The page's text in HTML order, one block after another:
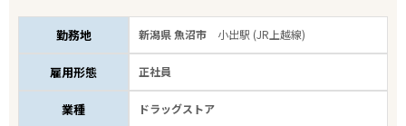
勤務地 新潟県 魚沼市 小出駅 (JR上越線)
雇用形態 正社員
業種 ドラッグストア